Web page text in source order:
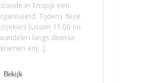
in Enspijk een
Tijdens deze
tussen 15.00 en
langs diverse
en[...]
Bekijk